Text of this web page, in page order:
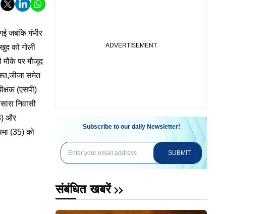
जबकि गंभीर
को गोली
मौके पर मौजूद
समेत
(एसपी)
निवासी
और
(35) को
Subscribe to our daily Newsletter!
SUBMIT
संबंधित खबरें